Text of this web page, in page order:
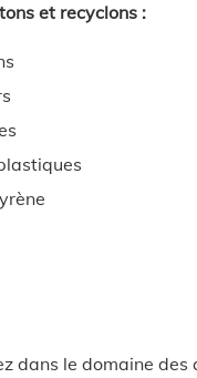
et recyclons :
dans le domaine des